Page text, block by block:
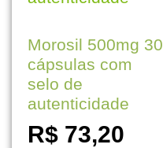
Morosil 500mg 30
cápsulas com
selo de
autenticidade
R$ 73,20